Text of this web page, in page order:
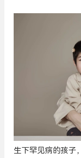
生下罕见病的孩子